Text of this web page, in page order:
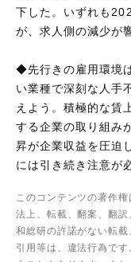
下した。いずれも
が、求人側の減少が
◆先行きの雇用環境
い業種で深刻な人手
えよう。積極的な賃
する企業の取り組み
昇が企業収益を圧迫
には引き続き注意が
このコンテンツの著作
法上、転載、翻案、翻
和総研の許諾がない転
引用等は、違法行為で